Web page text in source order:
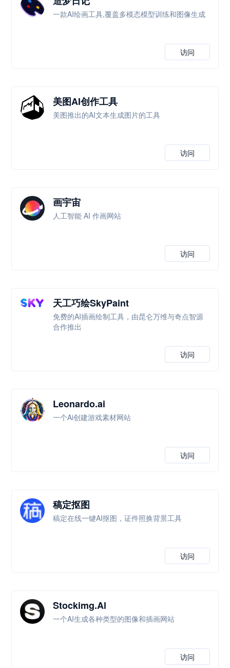
一款AI绘画工具,覆盖多模态模型训练和图像生成
访问
美图AI创作工具
美图推出的AI文本生成图片的工具
访问
画宇宙
人工智能 AI 作画网站
访问
天工巧绘SkyPaint
免费的AI插画绘制工具，由昆仑万维与奇点智源
合作推出
访问
Leonardo.ai
一个Ai创建游戏素材网站
访问
稿定抠图
稿定在线一键AI抠图，证件照换背景工具
访问
Stockimg.Al
一个AI生成各种类型的图像和插画网站
访问